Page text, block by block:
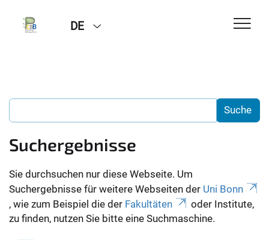
DE
Suchergebnisse
Sie durchsuchen nur diese Webseite. Um
Suchergebnisse für weitere Webseiten der Uni Bonn
, wie zum Beispiel die der Fakultäten
oder Institute,
zu finden, nutzen Sie bitte eine Suchmaschine.